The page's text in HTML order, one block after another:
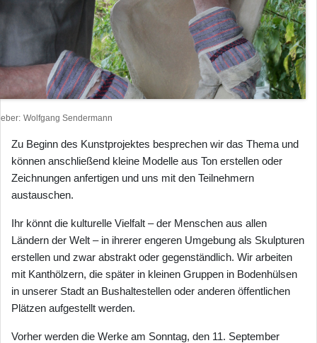
Wolfgang Sendermann
Zu Beginn des Kunstprojektes besprechen wir das Thema und
können anschließend kleine Modelle aus Ton erstellen oder
Zeichnungen anfertigen und uns mit den Teilnehmern
austauschen.
Ihr könnt die kulturelle Vielfalt – der Menschen aus allen
Ländern der Welt – in ihrerer engeren Umgebung als Skulpturen
erstellen und zwar abstrakt oder gegenständlich. Wir arbeiten
mit Kanthölzern, die später in kleinen Gruppen in Bodenhülsen
in unserer Stadt an Bushaltestellen oder anderen öffentlichen
Plätzen aufgestellt werden.
Vorher werden die Werke am Sonntag, den 11. September